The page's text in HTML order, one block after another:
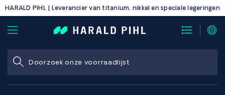
HARALD PIHL | Leverancier van titanium, nikkel en speciale legeringen